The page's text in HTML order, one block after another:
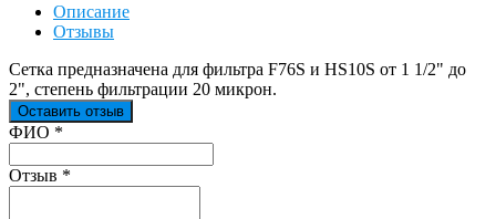
Описание
Отзывы
Сетка предназначена для фильтра F76S и HS10S от 1 1/2" до
2", степень фильтрации 20 микрон.
Оставить отзыв
Ваш отзыв был отправлен!
ФИО *
Отзыв *